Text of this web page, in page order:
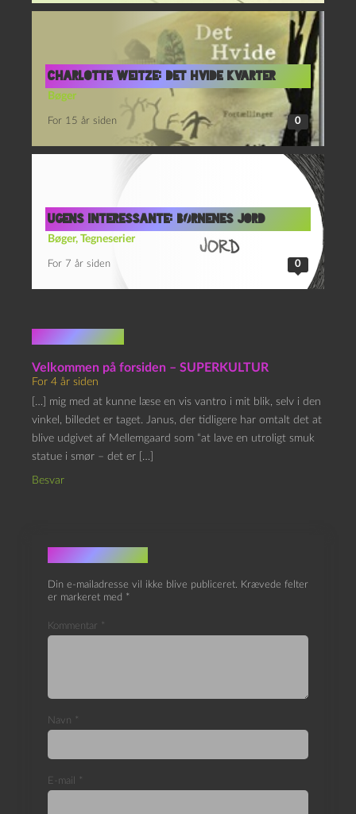
Charlotte Weitze: Det hvide kvarter
Bøger
For 15 år siden 0
Ugens interessante: Børnenes jord
Bøger, Tegneserier
For 7 år siden 0
1 kommentar
Velkommen på forsiden – SUPERKULTUR
For 4 år siden
[…] mig med at kunne læse en vis vantro i mit blik, selv i den
vinkel, billedet er taget. Janus, der tidligere har omtalt det at
blive udgivet af Mellemgaard som “at lave en utroligt smuk
statue i smør – det er […]
Besvar
Skriv et svar
Din e-mailadresse vil ikke blive publiceret. Krævede felter
er markeret med *
Kommentar *
Navn *
E-mail *